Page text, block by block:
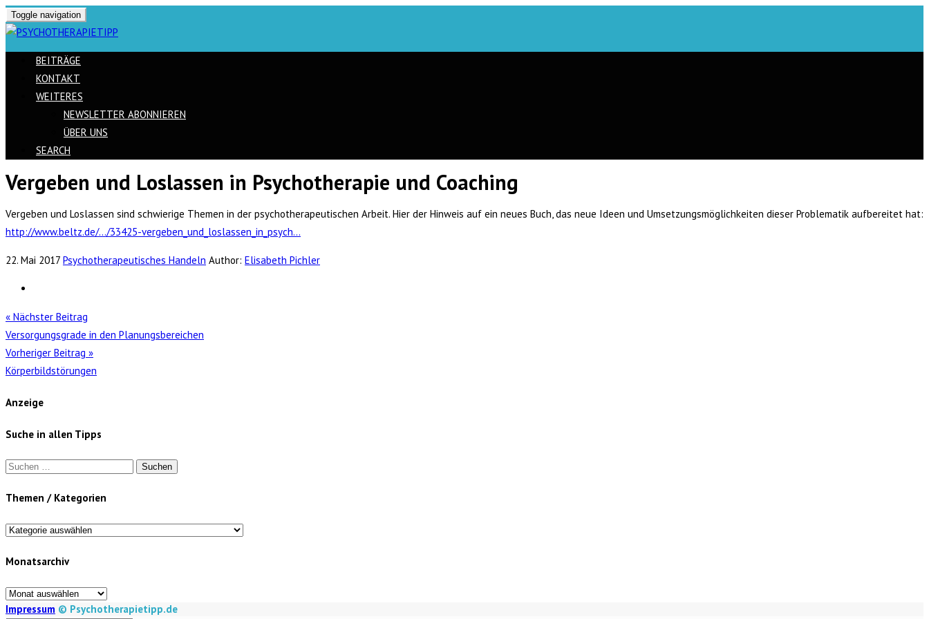
Toggle navigation
BEITRÄGE
KONTAKT
WEITERES
NEWSLETTER ABONNIEREN
ÜBER UNS
SEARCH
Skip
content
Vergeben und Loslassen in Psychotherapie und Coaching
Vergeben und Loslassen sind schwierige Themen in der psychotherapeutischen Arbeit. Hier der Hinweis auf ein neues Buch, das neue Ideen und Umsetzungsmöglichkeiten dieser Problematik aufbereitet hat:
http://www.beltz.de/…/33425-vergeben_und_loslassen_in_psych…
22. Mai 2017 Psychotherapeutisches Handeln Author: Elisabeth Pichler
« Nächster Beitrag
Versorgungsgrade in den Planungsbereichen
Vorheriger Beitrag »
Körperbildstörungen
Anzeige
Suche in allen Tipps
Suchen
Themen / Kategorien
Themen
Kategorien
Monatsarchiv
Monatsarchiv
Impressum © Psychotherapietipp.de